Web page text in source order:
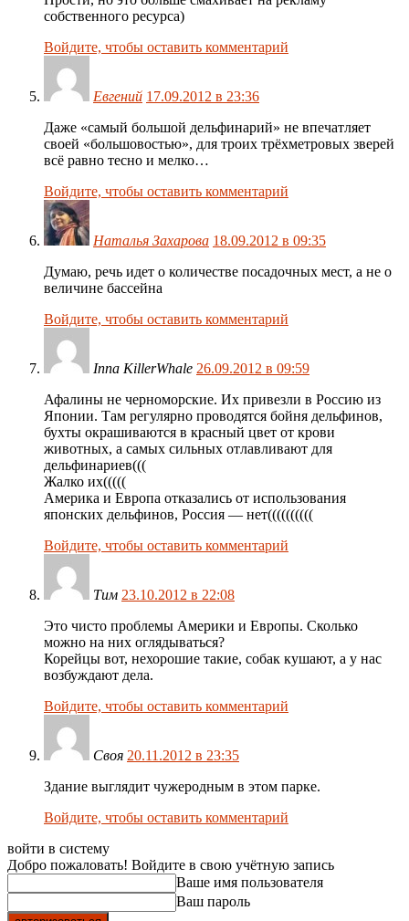
собственного ресурса)
Войдите, чтобы оставить комментарий
Евгений 17.09.2012 в 23:36
Даже «самый большой дельфинарий» не впечатляет
своей «большовостью», для троих трёхметровых зверей
всё равно тесно и мелко…
Войдите, чтобы оставить комментарий
Наталья Захарова 18.09.2012 в 09:35
Думаю, речь идет о количестве посадочных мест, а не о
величине бассейна
Войдите, чтобы оставить комментарий
Inna KillerWhale 26.09.2012 в 09:59
Афалины не черноморские. Их привезли в Россию из
Японии. Там регулярно проводятся бойня дельфинов,
бухты окрашиваются в красный цвет от крови
животных, а самых сильных отлавливают для
дельфинариев(((
Жалко их(((((
Америка и Европа отказались от использования
японских дельфинов, Россия — нет((((((((((
Войдите, чтобы оставить комментарий
Тим 23.10.2012 в 22:08
Это чисто проблемы Америки и Европы. Сколько
можно на них оглядываться?
Корейцы вот, нехорошие такие, собак кушают, а у нас
возбуждают дела.
Войдите, чтобы оставить комментарий
Своя 20.11.2012 в 23:35
Здание выглядит чужеродным в этом парке.
Войдите, чтобы оставить комментарий
войти в систему
Добро пожаловать! Войдите в свою учётную запись
Ваше имя пользователя
Ваш пароль